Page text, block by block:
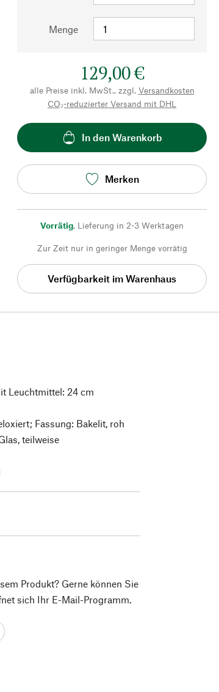
Menge
129,00 €
alle Preise inkl. MwSt., zzgl. Versandkosten
CO₂-reduzierter Versand mit DHL
In den Warenkorb
Merken
Vorrätig, Lieferung in 2-3 Werktagen
Zur Zeit nur in geringer Menge vorrätig
Verfügbarkeit im Warenhaus
Leuchtmittel: 24 cm
Fassung: Bakelit, roh
teilweise
Produkt? Gerne können Sie
sich Ihr E-Mail-Programm.